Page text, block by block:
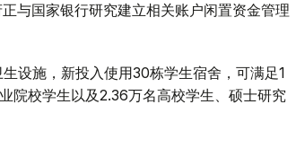
与国家银行研究建立相关账户闲置资金管理
设施，新投入使用30栋学生宿舍，可满足1
院校学生以及2.36万名高校学生、硕士研究